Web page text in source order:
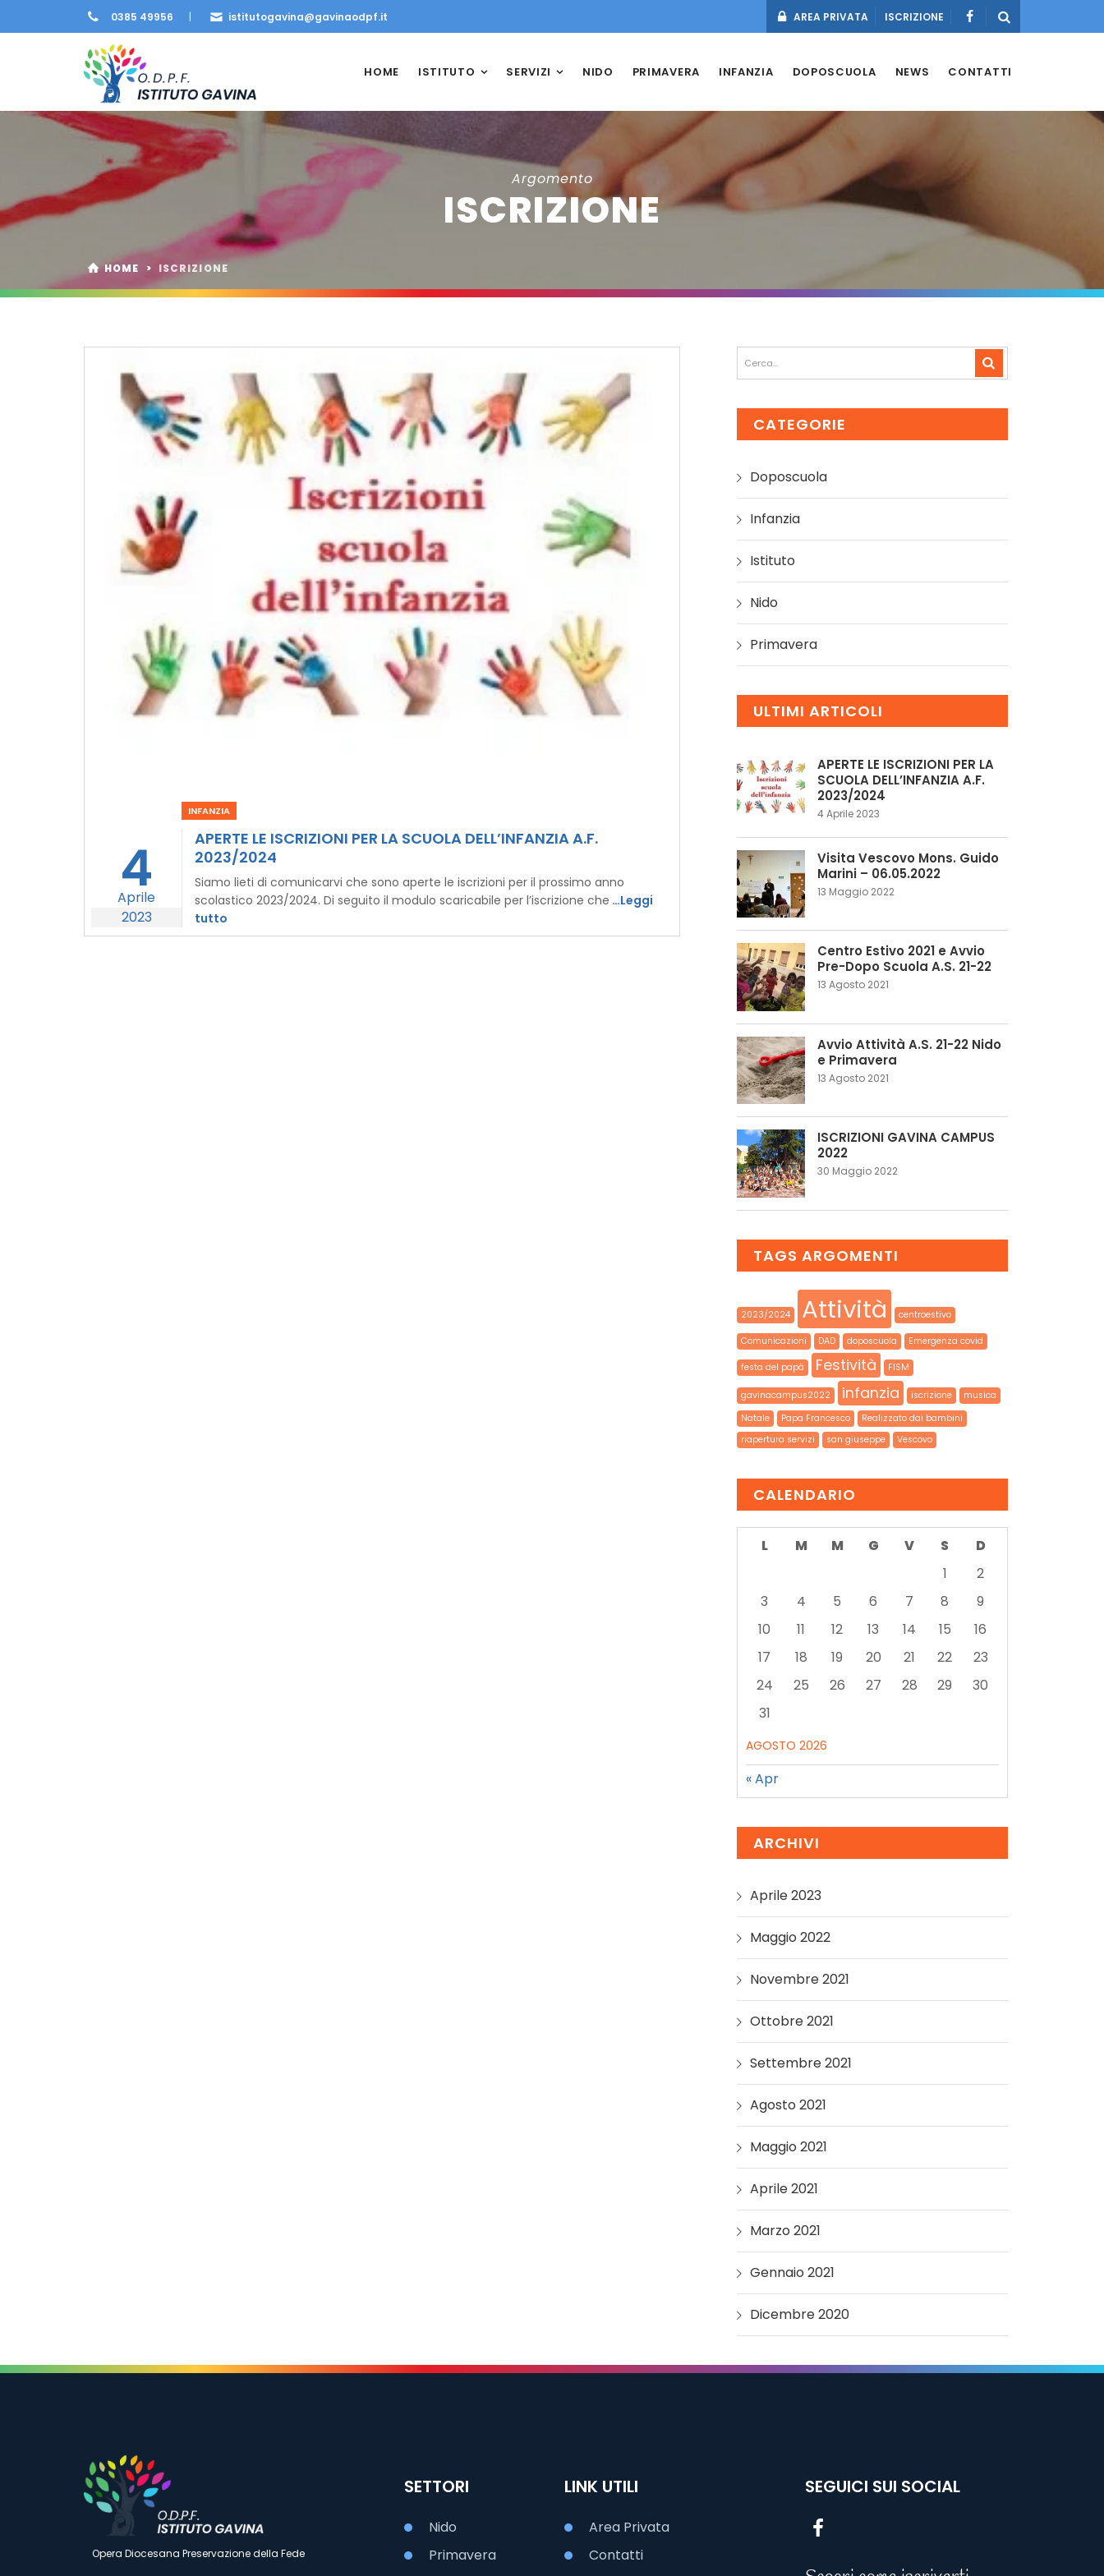
0385 49956 | istitutogavina@gavinaodpf.it AREA PRIVATA ISCRIZIONE
HOME ISTITUTO SERVIZI NIDO PRIMAVERA INFANZIA DOPOSCUOLA NEWS CONTATTI
Argomento
ISCRIZIONE
HOME > ISCRIZIONE
4
Aprile
2023
INFANZIA
APERTE LE ISCRIZIONI PER LA SCUOLA DELL’INFANZIA A.F.
2023/2024
Siamo lieti di comunicarvi che sono aperte le iscrizioni per il prossimo anno
scolastico 2023/2024. Di seguito il modulo scaricabile per l’iscrizione che …Leggi
tutto
CATEGORIE
Doposcuola
Infanzia
Istituto
Nido
Primavera
ULTIMI ARTICOLI
APERTE LE ISCRIZIONI PER LA
SCUOLA DELL’INFANZIA A.F.
2023/2024
4 Aprile 2023
Visita Vescovo Mons. Guido
Marini – 06.05.2022
13 Maggio 2022
Centro Estivo 2021 e Avvio
Pre-Dopo Scuola A.S. 21-22
13 Agosto 2021
Avvio Attività A.S. 21-22 Nido
e Primavera
13 Agosto 2021
ISCRIZIONI GAVINA CAMPUS
2022
30 Maggio 2022
TAGS ARGOMENTI
2023/2024 Attività centroestivo
Comunicazioni DAD doposcuola Emergenza covid
festa del papà Festività FISM
gavinacampus2022 infanzia iscrizione
musica
Natale
Papa Francesco
Realizzato dai bambini
riapertura servizi
san giuseppe Vescovo
CALENDARIO
AGOSTO 2026
L M M G V S
D
1
2
3
4 5 6 7 8
9
10
11 12 13 14 15
16
17
18 19 20 21 22
23
24
25 26 27 28 29
30
31
« Apr
ARCHIVI
Aprile 2023
Maggio 2022
Novembre 2021
Ottobre 2021
Settembre 2021
Agosto 2021
Maggio 2021
Aprile 2021
Marzo 2021
Gennaio 2021
Dicembre 2020
Opera Diocesana Preservazione della Fede
SETTORI
Nido
Primavera
LINK UTILI
Area Privata
Contatti
SEGUICI SUI SOCIAL